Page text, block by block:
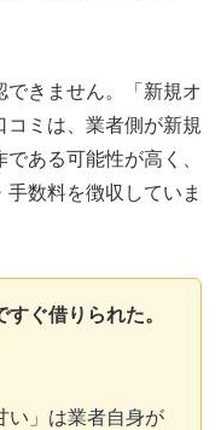
できません。「新規オ
ミは、業者側が新規
ある可能性が高く、
数料を徴収していま
ぐ借りられた。
い」は業者自身が